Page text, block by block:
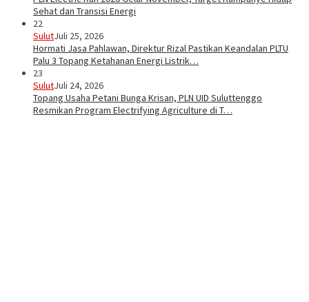
Sehat dan Transisi Energi
22
SulutJuli 25, 2026
Hormati Jasa Pahlawan, Direktur Rizal Pastikan Keandalan PLTU
Palu 3 Topang Ketahanan Energi Listrik…
23
SulutJuli 24, 2026
Topang Usaha Petani Bunga Krisan, PLN UID Suluttenggo
Resmikan Program Electrifying Agriculture di T…